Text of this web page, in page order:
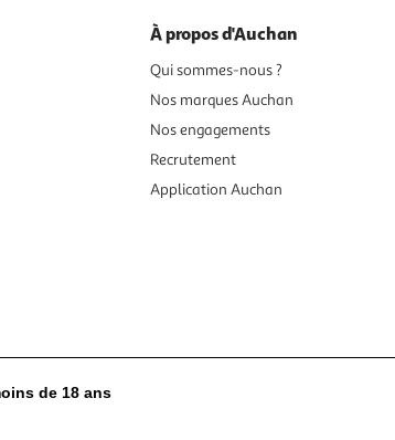
À propos d'Auchan
Qui sommes-nous ?
Nos marques Auchan
Nos engagements
Recrutement
Application Auchan
de 18 ans